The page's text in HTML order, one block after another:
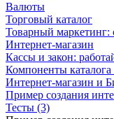
Валюты
Торговый каталог
Товарный маркетинг:
Интернет-магазин
Кассы и закон:
Компоненты
Интернет-магазин и
Пример создания
Тесты (3)